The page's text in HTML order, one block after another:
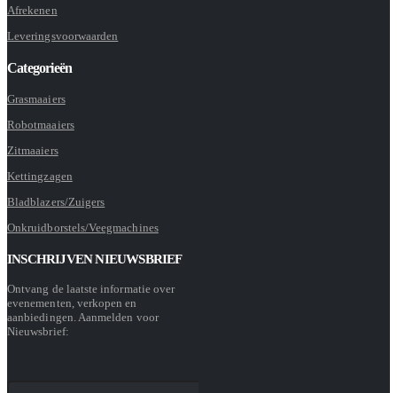
Afrekenen
Leveringsvoorwaarden
Categorieën
Grasmaaiers
Robotmaaiers
Zitmaaiers
Kettingzagen
Bladblazers/Zuigers
Onkruidborstels/Veegmachines
INSCHRIJVEN NIEUWSBRIEF
Ontvang de laatste informatie over
evenementen, verkopen en
aanbiedingen. Aanmelden voor
Nieuwsbrief: